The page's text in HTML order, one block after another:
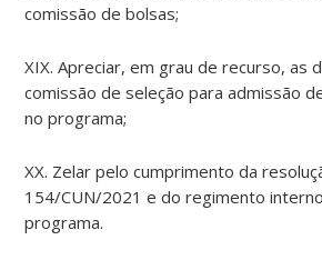
comissão de bolsas;
XIX. Apreciar, em grau de recurso, as
comissão de seleção para admissão
no programa;
XX. Zelar pelo cumprimento da
154/CUN/2021 e do regimento
programa.